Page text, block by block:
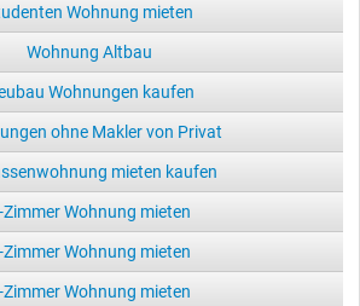
Wohnung mieten
Wohnung Altbau
Wohnungen kaufen
ohne Makler von Privat
mieten kaufen
Zimmer Wohnung mieten
Zimmer Wohnung mieten
Zimmer Wohnung mieten